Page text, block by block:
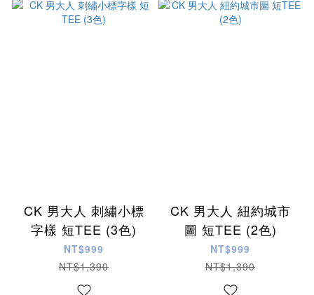
CK 男大人 刺繡小標
字樣 短TEE (3色)
NT$999
NT$1,390
CK 男大人 紐約城市
圖 短TEE (2色)
NT$999
NT$1,390